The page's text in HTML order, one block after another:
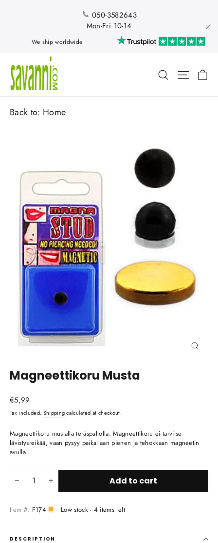
050-3582643
Mon-Fri 10-14
We ship worldwide
Search Site
Back to: Home
Magneettikoru Musta
Regular
€5,99
Tax included. Shippingcalculated at checkout.
Magneettikoru mustalla teräspallolla. Magneettikoru ei tarvitse
lävistysreikää, vaan pysyy paikallaan pienen ja tehokkaan magneetin
avulla.
+ Add to cart
Item #: F174 Low stock - 4 items left
DESCRIPTION